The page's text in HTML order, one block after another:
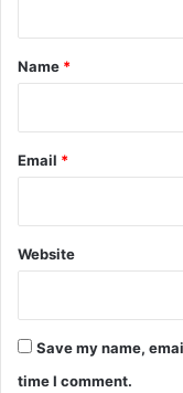
*
Name *
Email *
Website
Save my name,
time I comment.